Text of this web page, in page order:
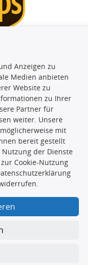
Daten,
gesamte Datenbank,
werden. Es ist zu
Datenbank ohne
zu
Dritte ausführen
verfolgt.
Hemsbünde |
Anzeigen zu
Medien anbieten
Website zu
zu Ihrer
Partner für
weiter. Unsere
mit
bereit gestellt
der Dienste
Cookie-Nutzung